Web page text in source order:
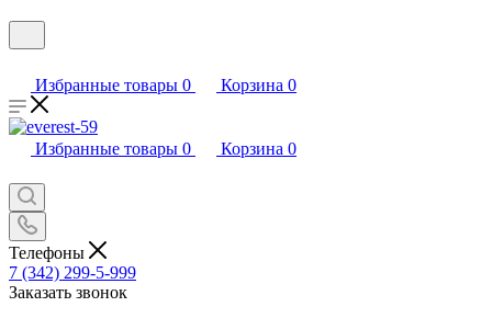
Избранные товары 0 Корзина 0
Избранные товары 0 Корзина 0
Телефоны
7 (342) 299-5-999
Заказать звонок